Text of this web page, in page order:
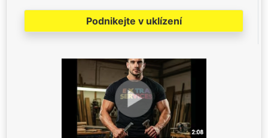
Podnikejte v uklízení